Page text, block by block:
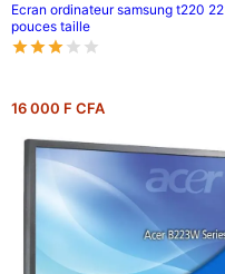
Ecran ordinateur samsung t220 22
pouces taille
16 000 F CFA